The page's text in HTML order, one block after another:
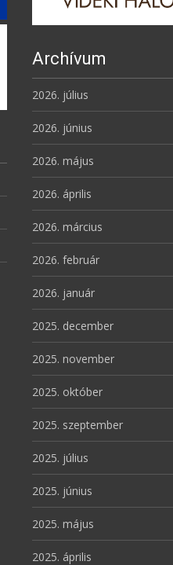
Archívum
2026. július
2026. június
2026. május
2026. április
2026. március
2026. február
2026. január
2025. december
2025. november
2025. október
2025. szeptember
2025. július
2025. június
2025. május
2025. április